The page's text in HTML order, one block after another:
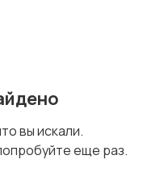
вы искали.
еще раз.